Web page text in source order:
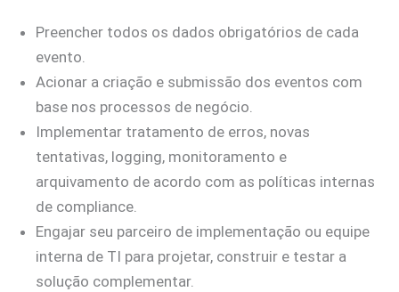
Preencher todos os dados obrigatórios de cada
evento.
⁠Acionar a criação e submissão dos eventos com
base nos processos de negócio.
Implementar tratamento de erros, novas
tentativas, logging, monitoramento e
arquivamento de acordo com as políticas internas
de compliance.
Engajar seu parceiro de implementação ou equipe
interna de TI para projetar, construir e testar a
solução complementar.